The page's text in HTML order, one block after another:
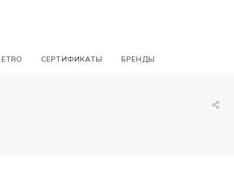
ETRO СЕРТИФИКАТЫ БРЕНДЫ